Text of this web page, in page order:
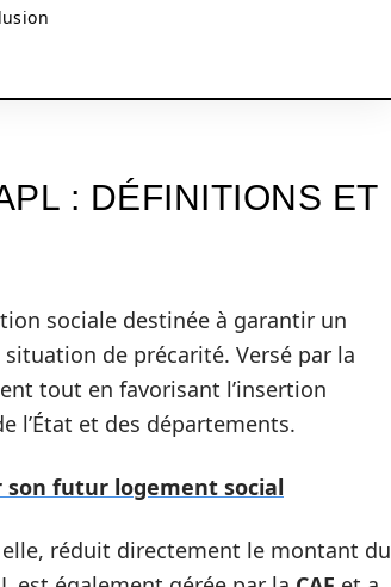
: DÉFINITIONS ET
sociale destinée à garantir un
de précarité. Versé par la
tout en favorisant l’insertion
l’État et des départements.
futur logement social
elle, réduit directement le montant du